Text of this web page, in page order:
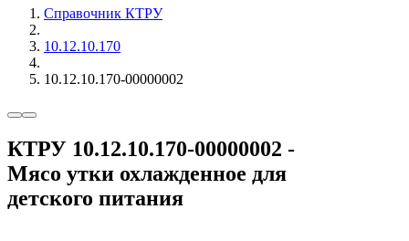
Справочник КТРУ
10.12.10.170
10.12.10.170-00000002
КТРУ 10.12.10.170-00000002 -
Мясо утки охлажденное для
детского питания